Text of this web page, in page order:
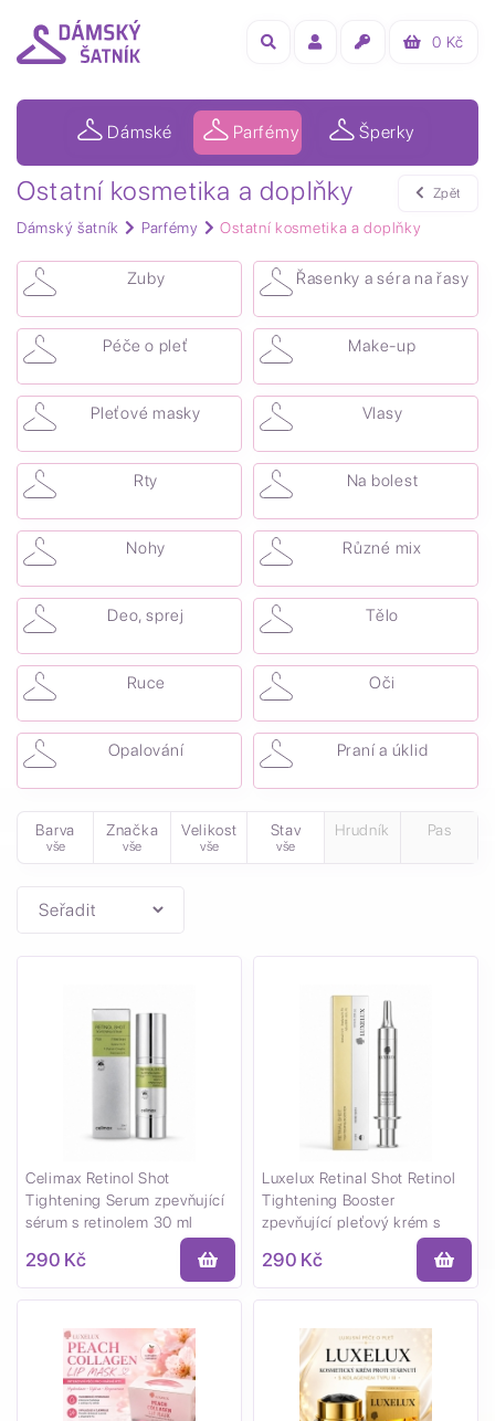
0 Kč
Dámské Parfémy Šperky
Ostatní kosmetika a doplňky
Dámský šatník Parfémy Ostatní kosmetika a doplňky
Zpět
Zuby Řasenky a séra na řasy
Péče o pleť Make-up
Pleťové masky Vlasy
Rty Na bolest
Nohy Různé mix
Deo, sprej Tělo
Ruce Oči
Opalování Praní a úklid
Barva
vše
Značka
vše
Velikost
vše
Stav
vše
Hrudník Pas
Celimax Retinol Shot
Tightening Serum zpevňující
sérum s retinolem 30 ml
290 Kč
Luxelux Retinal Shot Retinol
Tightening Booster
zpevňující pleťový krém s
290 Kč